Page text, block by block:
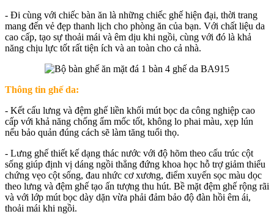
- Đi cùng với chiếc bàn ăn là những chiếc ghế hiện đại, thời trang
mang đến vẻ đẹp thanh lịch cho phòng ăn của bạn. Với chất liệu da
cao cấp, tạo sự thoải mái và êm dịu khi ngồi, cùng với đó là khả
năng chịu lực tốt rất tiện ích và an toàn cho cả nhà.
Thông tin ghế da:
- Kết cấu lưng và đệm ghế liền khối mút bọc da công nghiệp cao
cấp với khả năng chống ẩm mốc tốt, không lo phai màu, xẹp lún
nếu bảo quản đúng cách sẽ làm tăng tuổi thọ.
- Lưng ghế thiết kế dạng thác nước với độ hõm theo cấu trúc cột
sống giúp định vị dáng ngồi thẳng đứng khoa học hỗ trợ giảm thiểu
chứng vẹo cột sống, đau nhức cơ xương, điểm xuyến sọc màu dọc
theo lưng và đệm ghế tạo ấn tượng thu hút. Bề mặt đệm ghế rộng rãi
và với lớp mút bọc dày dặn vừa phải đảm bảo độ đàn hồi êm ái,
thoải mái khi ngồi.